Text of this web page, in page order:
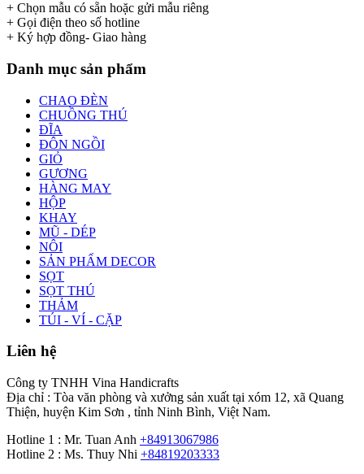
+ Chọn mẫu có sẵn hoặc gửi mẫu riêng
+ Gọi điện theo số hotline
+ Ký hợp đồng- Giao hàng
Danh mục sản phẩm
CHAO ĐÈN
CHUỒNG THÚ
ĐĨA
ĐÔN NGỒI
GIỎ
GƯƠNG
HÀNG MAY
HỘP
KHAY
MŨ - DÉP
NÔI
SẢN PHẨM DECOR
SỌT
SỌT THÚ
THẢM
TÚI - VÍ - CẶP
Liên hệ
Công ty TNHH Vina Handicrafts
Địa chỉ : Tòa văn phòng và xưởng sản xuất tại xóm 12, xã Quang
Thiện, huyện Kim Sơn , tỉnh Ninh Bình, Việt Nam.
Hotline 1 : Mr. Tuan Anh +84913067986
Hotline 2 : Ms. Thuy Nhi +84819203333